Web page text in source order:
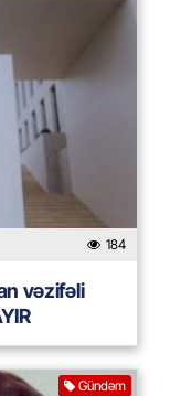
184
vəzifəli
Gündəm